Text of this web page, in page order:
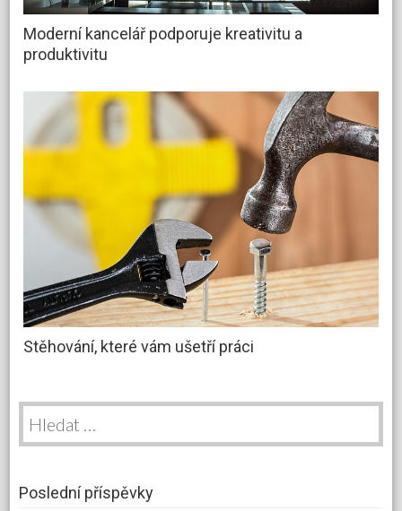
Moderní kancelář podporuje kreativitu a
produktivitu
Stěhování, které vám ušetří práci
Vyhledávání
Poslední příspěvky